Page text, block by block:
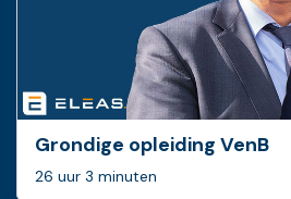
Grondige opleiding VenB
26 uur 3 minuten